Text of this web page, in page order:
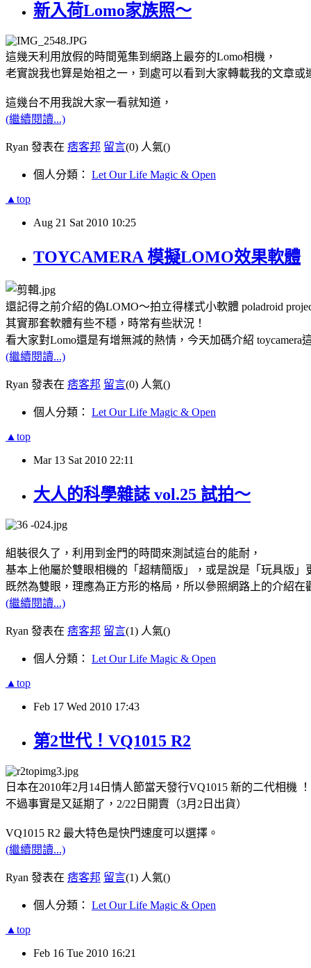
新入荷Lomo家族照～
這幾天利用放假的時間蒐集到網路上最夯的Lomo相機，
老實說我也算是始祖之一，到處可以看到大家轉載我的文章
這幾台不用我說大家一看就知道，
(繼續閱讀...)
Ryan 發表在 痞客邦 留言(0) 人氣()
個人分類： Let Our Life Magic & Open
▲top
Aug 21 Sat 2010 10:25
TOYCAMERA 模擬LOMO效果軟體
還記得之前介紹的偽LOMO～拍立得樣式小軟體 poladroid
其實那套軟體有些不穩，時常有些狀況！
看大家對Lomo還是有增無減的熱情，今天加碼介紹 toycamera
(繼續閱讀...)
Ryan 發表在 痞客邦 留言(0) 人氣()
個人分類： Let Our Life Magic & Open
▲top
Mar 13 Sat 2010 22:11
大人的科學雜誌 vol.25 試拍～
組裝很久了，利用到金門的時間來測試這台的能耐，
基本上他屬於雙眼相機的「超精簡版」，或是說是「玩具版」
既然為雙眼，理應為正方形的格局，所以參照網路上的介紹在
(繼續閱讀...)
Ryan 發表在 痞客邦 留言(1) 人氣()
個人分類： Let Our Life Magic & Open
▲top
Feb 17 Wed 2010 17:43
第2世代！VQ1015 R2
日本在2010年2月14日情人節當天發行VQ1015 新的二代相機 ！
不過事實是又延期了，2/22日開賣（3月2日出貨）
VQ1015 R2 最大特色是快門速度可以選擇。
(繼續閱讀...)
Ryan 發表在 痞客邦 留言(1) 人氣()
個人分類： Let Our Life Magic & Open
▲top
Feb 16 Tue 2010 16:21